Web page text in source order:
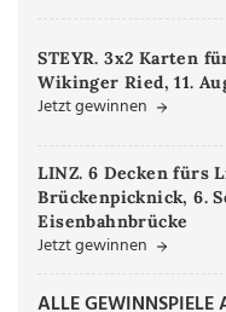
STEYR. 3x2 Karten
Wikinger Ried, 11.
Jetzt gewinnen
LINZ. 6 Decken fürs
Brückenpicknick, 6.
Eisenbahnbrücke
Jetzt gewinnen
ALLE GEWINNSPIELE